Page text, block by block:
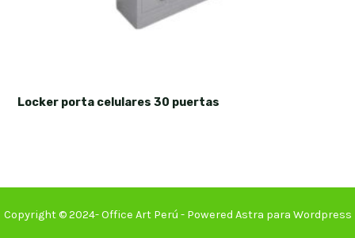
Locker porta celulares 30 puertas
Copyright © 2024- Office Art Perú - Powered Astra para Wordpress